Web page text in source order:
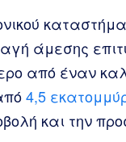
άμεσης
από έναν
4,5
και την